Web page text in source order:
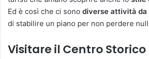
Ed è così che ci sono diverse attività da
di stabilire un piano per non perdere
Visitare il Centro Storico